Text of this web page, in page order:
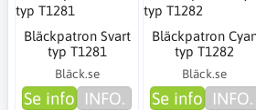
Bläckpatron Svart
typ T1281
Bläck.se
Se info INFO.
Bläckpatron
typ T1282
Bläck.se
Se info INFO.